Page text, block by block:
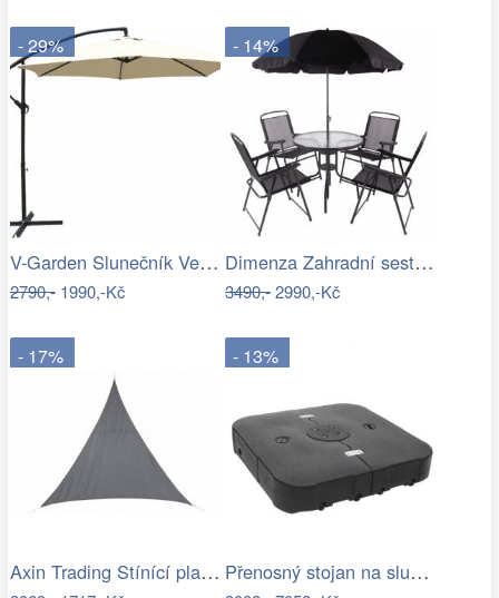
- 29%
V-Garden Slunečník VeGA 300 - béžový
2790,-1990,-Kč
- 14%
Dimenza Zahradní sestava MADRID se…
3490,-2990,-Kč
- 17%
Axin Trading Stínící plachta…
- 13%
Přenosný stojan na slunečník Dekorhome